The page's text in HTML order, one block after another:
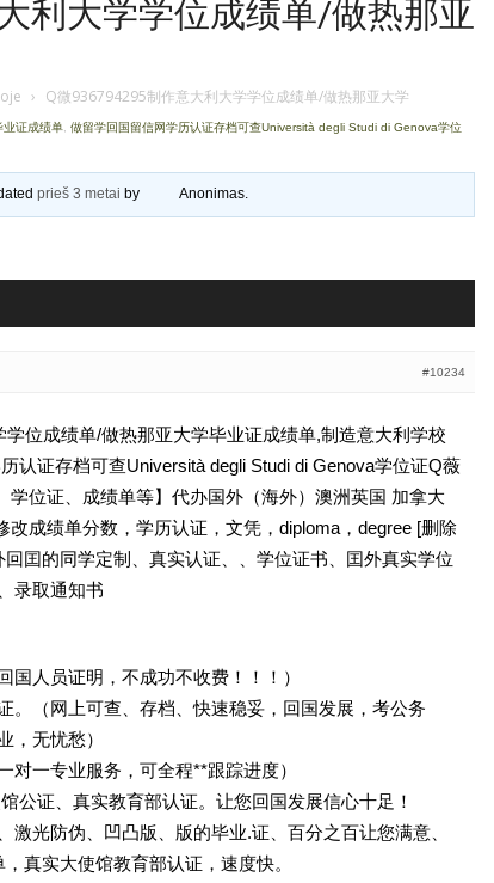
利大学学位成绩单/做热那亚
› Q微936794295制作意大利大学学位成绩单/做热那亚大学
证成绩单 做留学回国留信网学历认证存档可查Università degli Studi di Genova学位
prieš 3 metai by Anonimas.
#10234
位成绩单/做热那亚大学毕业证成绩单,制造意大利学校
认证存档可查Università degli Studi di Genova学位证Q薇
学位证、成绩单等】代办国外（海外）澳洲英国 加拿大
改成绩单分数，学历认证，文凭，diploma，degree [删除
囯的同学定制、真实认证、、学位证书、囯外真实学位
录取通知书
国人员证明，不成功不收费！！！）
（网上可查、存档、快速稳妥，回国发展，考公务
，无忧愁）
对一专业服务，可全程**跟踪进度）
公证、真实教育部认证。让您回国发展信心十足！
光防伪、凹凸版、版的毕业.证、百分之百让您满意、
真实大使馆教育部认证，速度快。